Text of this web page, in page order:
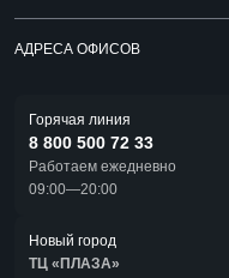
АДРЕСА ОФИСОВ
Горячая линия
8 800 500 72 33
Работаем ежедневно
09:00—20:00
Новый город
ТЦ «ПЛАЗА»